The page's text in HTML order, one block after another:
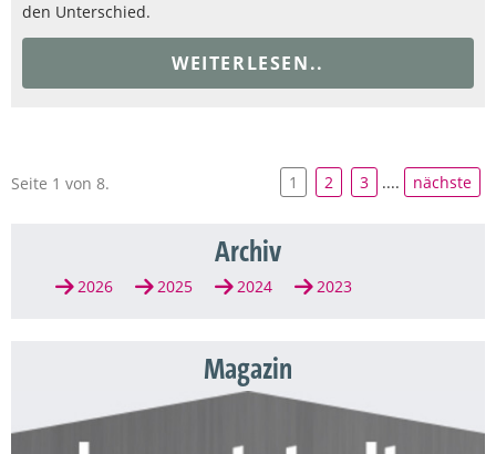
den Unterschied.
WEITERLESEN..
Seite 1 von 8. 1 2 3 .... nächste
Archiv
2026 2025 2024 2023
Magazin